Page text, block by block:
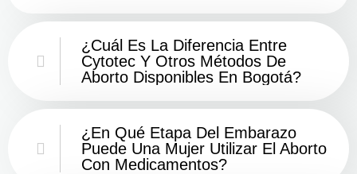
¿Cuál Es La Diferencia Entre
Cytotec Y Otros Métodos De
Aborto Disponibles En Bogotá?
¿En Qué Etapa Del Embarazo
Puede Una Mujer Utilizar El Aborto
Con Medicamentos?